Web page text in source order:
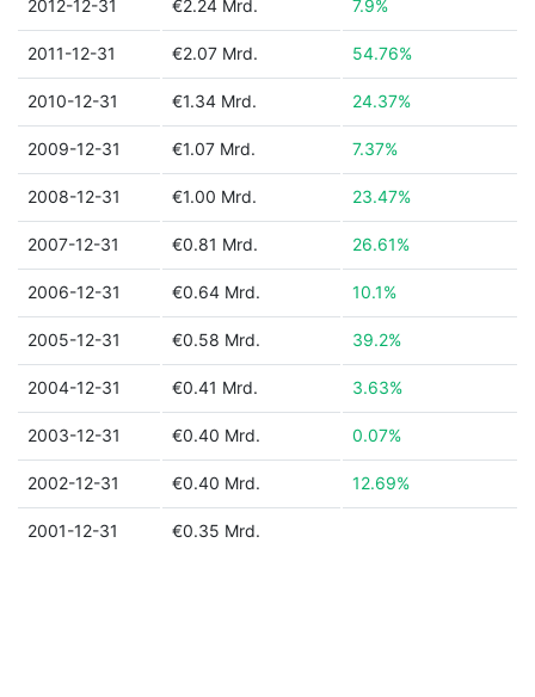
2012-12-31 €2.24 Mrd. 7.9%
2011-12-31 €2.07 Mrd. 54.76%
2010-12-31 €1.34 Mrd. 24.37%
2009-12-31 €1.07 Mrd. 7.37%
2008-12-31 €1.00 Mrd. 23.47%
2007-12-31 €0.81 Mrd. 26.61%
2006-12-31 €0.64 Mrd. 10.1%
2005-12-31 €0.58 Mrd. 39.2%
2004-12-31 €0.41 Mrd. 3.63%
2003-12-31 €0.40 Mrd. 0.07%
2002-12-31 €0.40 Mrd. 12.69%
2001-12-31 €0.35 Mrd.